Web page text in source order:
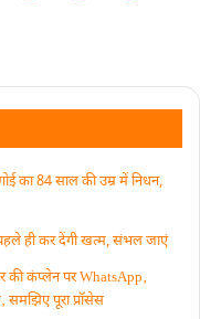
का 84 साल की उम्र में निधन,
ही कर देंगी खत्म, संभल जाएं
की कंप्लेन पर WhatsApp‚
समझिए पूरा प्रॉसेस